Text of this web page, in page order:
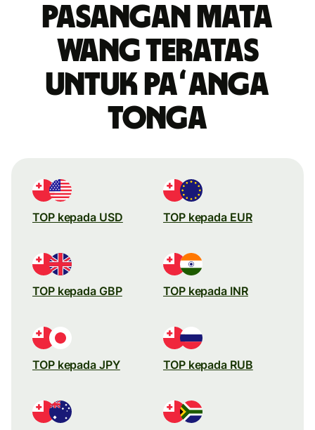
Pasangan mata
wang teratas
untuk paʻanga
Tonga
TOP kepada USD TOP kepada EUR
TOP kepada GBP TOP kepada INR
TOP kepada JPY TOP kepada RUB